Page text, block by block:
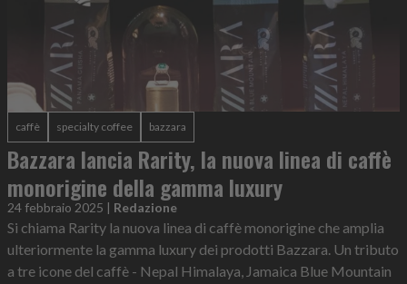
caffè specialty coffee bazzara
Bazzara lancia Rarity, la nuova linea di caffè
monorigine della gamma luxury
24 febbraio 2025 | Redazione
Si chiama Rarity la nuova linea di caffè monorigine che amplia
ulteriormente la gamma luxury dei prodotti Bazzara. Un tributo
a tre icone del caffè - Nepal Himalaya, Jamaica Blue Mountain